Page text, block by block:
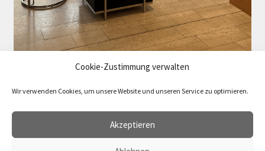
Cookie-Zustimmung verwalten
Wir verwenden Cookies, um unsere Website und unseren Service zu optimieren.
Akzeptieren